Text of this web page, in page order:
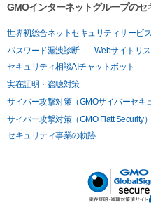
GMOインターネットグループのセ
世界初総合ネットセキュリティサービ
パスワード漏洩診断
Webサイトリ
セキュリティ相談AIチャットボット
実在証明・盗聴対策
サイバー攻撃対策（GMOサイバーセキ
サイバー攻撃対策（GMO Flatt Security）
セキュリティ事業の軌跡